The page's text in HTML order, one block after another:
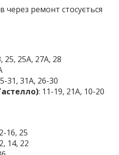
через ремонт стосується
25, 25А, 27А, 28
31, 31А, 26-30
: 11-19, 21А, 10-20
16, 25
14, 22